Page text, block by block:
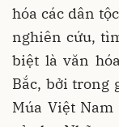
hóa các dân
nghiên cứu,
biệt là văn
Bắc, bởi trong
Múa Việt